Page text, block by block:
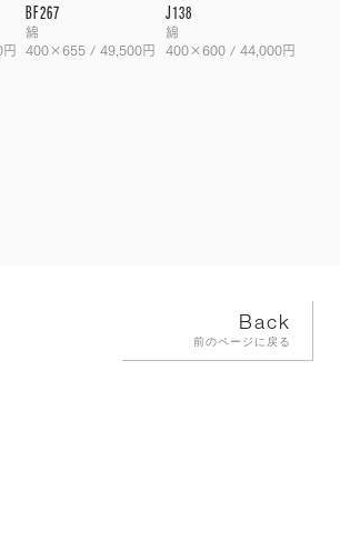
BF267
綿
400×655 / 49,500円
J138
綿
400×600 / 44,000円
Back
前のページに戻る